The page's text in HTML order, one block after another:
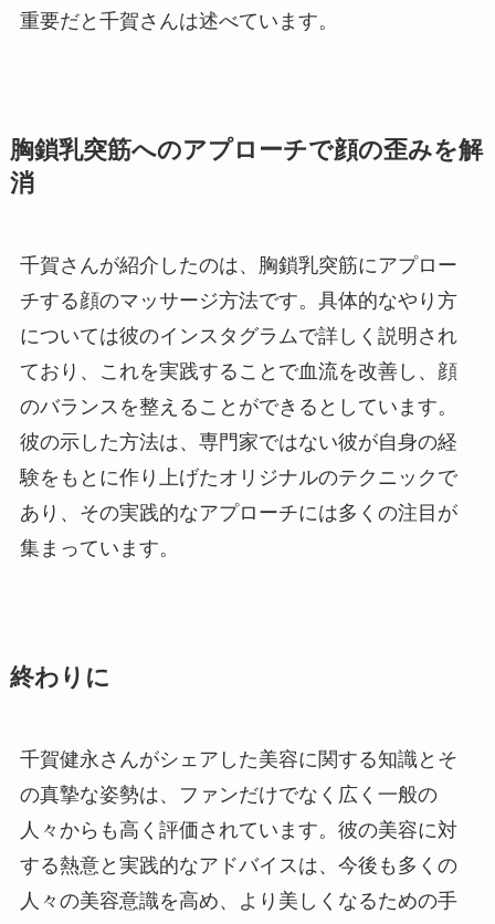
重要だと千賀さんは述べています。
胸鎖乳突筋へのアプローチで顔の歪みを解
消
千賀さんが紹介したのは、胸鎖乳突筋にアプロー
チする顔のマッサージ方法です。具体的なやり方
については彼のインスタグラムで詳しく説明され
ており、これを実践することで血流を改善し、顔
のバランスを整えることができるとしています。
彼の示した方法は、専門家ではない彼が自身の経
験をもとに作り上げたオリジナルのテクニックで
あり、その実践的なアプローチには多くの注目が
集まっています。
終わりに
千賀健永さんがシェアした美容に関する知識とそ
の真摯な姿勢は、ファンだけでなく広く一般の
人々からも高く評価されています。彼の美容に対
する熱意と実践的なアドバイスは、今後も多くの
人々の美容意識を高め、より美しくなるための手